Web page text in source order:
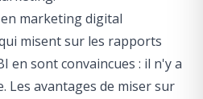
marketing digital
misent sur les rapports
en sont convaincues : il n'y a
Les avantages de miser sur